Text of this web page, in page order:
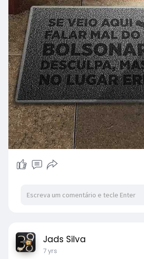
Jads Silva
7 yrs